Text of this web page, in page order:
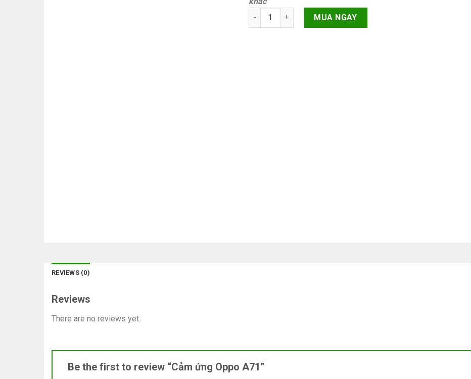
Cảm ứng Oppo A71 quantity
MUA NGAY
REVIEWS (0)
Reviews
There are no reviews yet.
Be the first to review “Cảm ứng Oppo A71”